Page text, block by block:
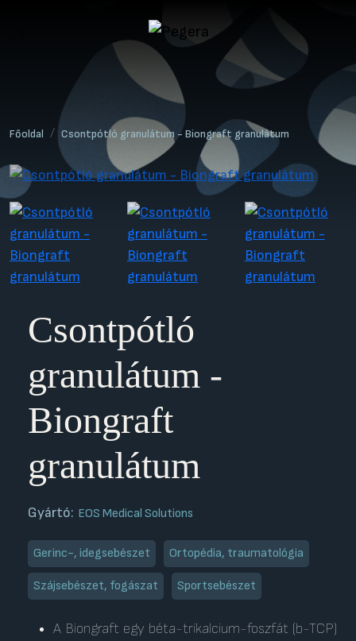
Főoldal Csontpótló granulátum - Biongraft granulátum
Csontpótló
granulátum -
Biongraft
granulátum
Gyártó: EOS Medical Solutions
Gerinc-, idegsebészet Ortopédia, traumatológia
Szájsebészet, fogászat Sportsebészet
A Biongraft egy béta-trikalcium-foszfát (b-TCP)